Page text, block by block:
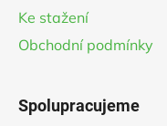
Ke stažení
Obchodní podmínky
Spolupracujeme